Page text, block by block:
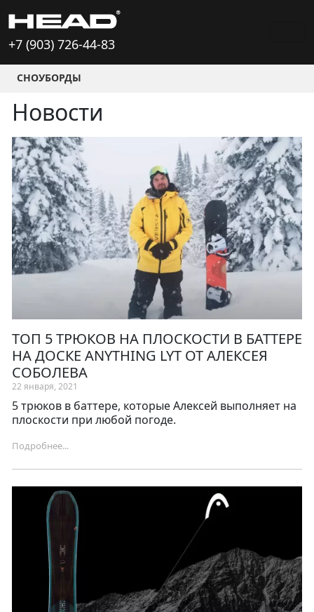
+7 (903) 726-44-83
СНОУБОРДЫ
Новости
ТОП 5 ТРЮКОВ НА ПЛОСКОСТИ В БАТТЕРЕ
НА ДОСКЕ ANYTHING LYT ОТ АЛЕКСЕЯ
СОБОЛЕВА
22 января, 2021
5 трюков в баттере, которые Алексей выполняет на
плоскости при любой погоде.
Подробнее...